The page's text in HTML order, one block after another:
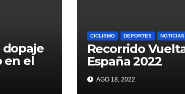
dopaje
en el
CICLISMO DEPORTES NOTICIAS
Recorrido
España 2022
AGO 18, 2022